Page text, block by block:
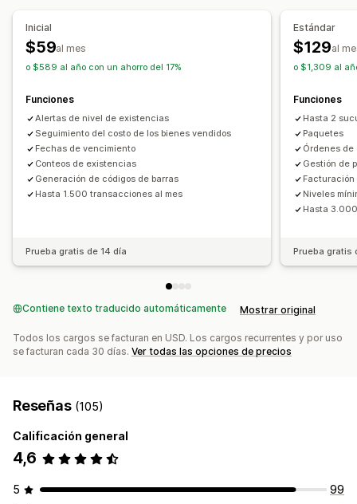
Escáneres
Gestión de pedidos
Notificaciones e informes y estadísticas
Recordatorios de reabastecimiento
Alertas de existencias bajas
Informes personalizados
Información útil Informes y estadísticas
Alertas automatizadas
Notificaciones personalizadas
Alertas de correo electrónico
Alertas de existencias bajas
Importación y exportación de datos
Métricas de rendimiento
Registros detallados
Inicial
$59al mes
o $589 al año con un ahorro del 17%
Funciones
Alertas de nivel de existencias
Seguimiento del costo de los bienes vendidos
Fechas de vencimiento
Conteos de existencias
Generación de códigos de barras
Hasta 1.500 transacciones al mes
Prueba gratis de 14 día
Estándar
$129al
o $1,309 al
Funciones
Hasta 2
Paquetes
Órdenes de
Gestión de
Facturación
Niveles
Hasta
Prueba gratis
Contiene texto traducido automáticamente Mostrar original
Todos los cargos se facturan en USD. Los cargos recurrentes y por uso
se facturan cada 30 días. Ver todas las opciones de precios
Reseñas (105)
Calificación general
4,6
5
99